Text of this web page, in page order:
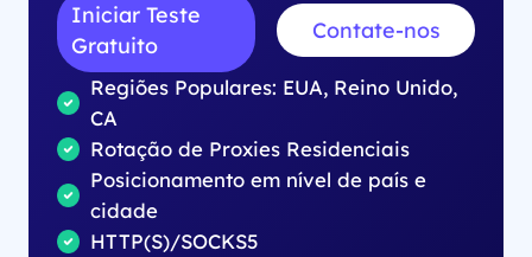
Iniciar Teste
Gratuito
Contate-nos
Regiões Populares: EUA, Reino Unido,
CA
Rotação de Proxies Residenciais
Posicionamento em nível de país e
cidade
HTTP(S)/SOCKS5